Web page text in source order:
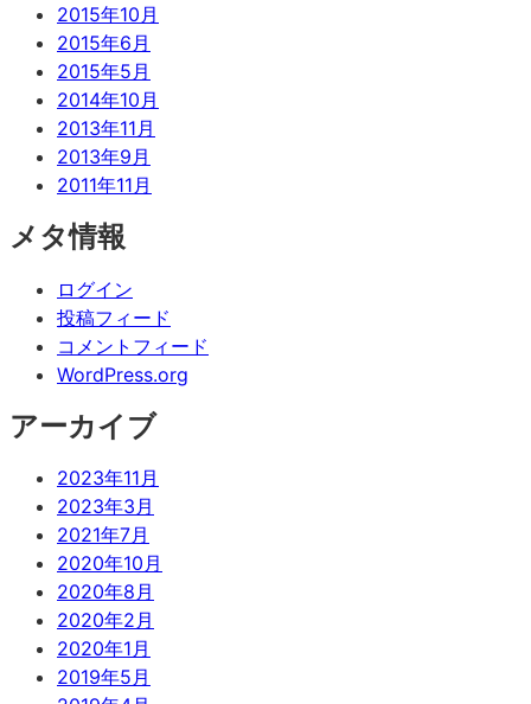
2015年10月
2015年6月
2015年5月
2014年10月
2013年11月
2013年9月
2011年11月
メタ情報
ログイン
投稿フィード
コメントフィード
WordPress.org
アーカイブ
2023年11月
2023年3月
2021年7月
2020年10月
2020年8月
2020年2月
2020年1月
2019年5月